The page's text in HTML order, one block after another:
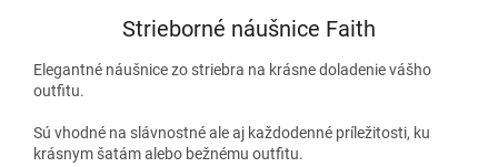
Strieborné náušnice Faith
Elegantné náušnice zo striebra na krásne doladenie vášho
outfitu.
Sú vhodné na slávnostné ale aj každodenné príležitosti, ku
krásnym šatám alebo bežnému outfitu.